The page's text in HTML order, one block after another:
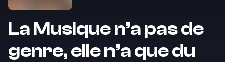
La Musique n’a pas de
genre, elle n’a que du